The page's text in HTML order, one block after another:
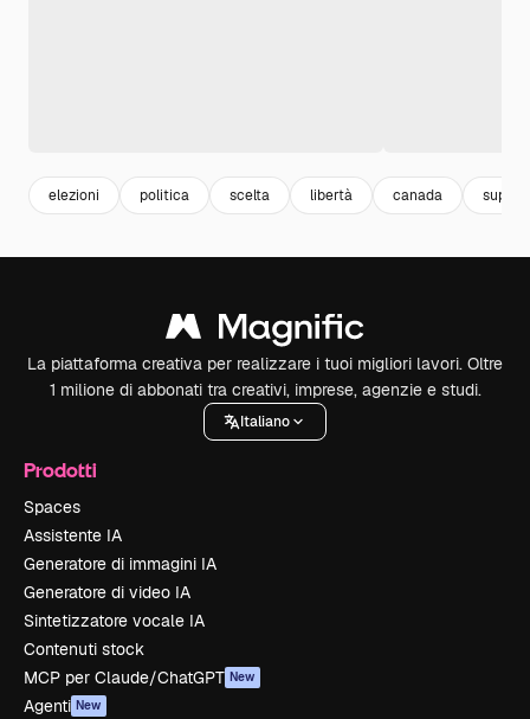
elezioni politica scelta libertà canada
La piattaforma creativa per realizzare i tuoi migliori lavori. Oltre
1 milione di abbonati tra creativi, imprese, agenzie e studi.
Italiano
Prodotti
Spaces
Assistente IA
Generatore di immagini IA
Generatore di video IA
Sintetizzatore vocale IA
Contenuti stock
MCP per Claude/ChatGPT New
Agenti New